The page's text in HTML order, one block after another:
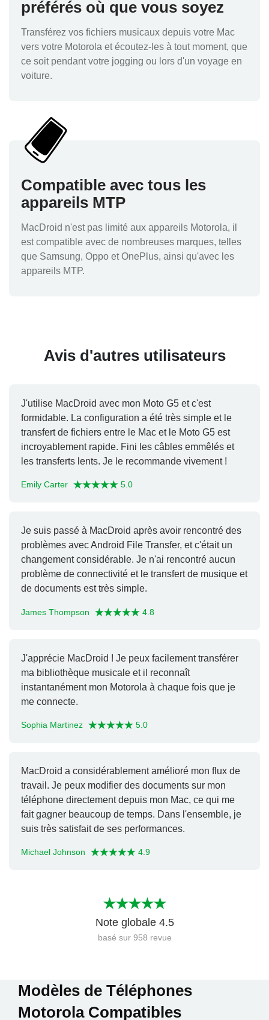
préférés où que vous soyez
Transférez vos fichiers musicaux depuis votre Mac
vers votre Motorola et écoutez-les à tout moment, que
ce soit pendant votre jogging ou lors d'un voyage en
voiture.
Compatible avec tous les
appareils MTP
MacDroid n'est pas limité aux appareils Motorola, il
est compatible avec de nombreuses marques, telles
que Samsung, Oppo et OnePlus, ainsi qu'avec les
appareils MTP.
Avis d'autres utilisateurs
J'utilise MacDroid avec mon Moto G5 et c'est
formidable. La configuration a été très simple et le
transfert de fichiers entre le Mac et le Moto G5 est
incroyablement rapide. Fini les câbles emmêlés et
les transferts lents. Je le recommande vivement !
Emily Carter 5.0
Je suis passé à MacDroid après avoir rencontré des
problèmes avec Android File Transfer, et c'était un
changement considérable. Je n'ai rencontré aucun
problème de connectivité et le transfert de musique et
de documents est très simple.
James Thompson 4.8
J'apprécie MacDroid ! Je peux facilement transférer
ma bibliothèque musicale et il reconnaît
instantanément mon Motorola à chaque fois que je
me connecte.
Sophia Martinez 5.0
MacDroid a considérablement amélioré mon flux de
travail. Je peux modifier des documents sur mon
téléphone directement depuis mon Mac, ce qui me
fait gagner beaucoup de temps. Dans l'ensemble, je
suis très satisfait de ses performances.
Michael Johnson 4.9
Note globale 4.5
basé sur 958 revue
Modèles de Téléphones
Motorola Compatibles